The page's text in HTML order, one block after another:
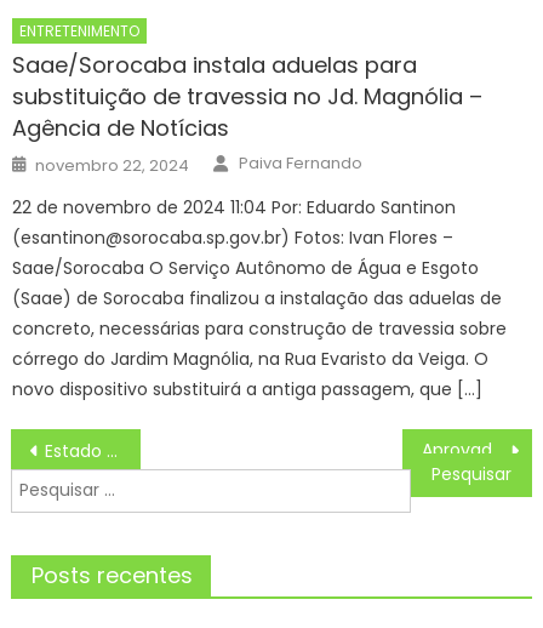
ENTRETENIMENTO
Saae/Sorocaba instala aduelas para
substituição de travessia no Jd. Magnólia –
Agência de Notícias
Posted
on
novembro 22, 2024 Author
Paiva Fernando
22 de novembro de 2024 11:04 Por: Eduardo Santinon
(esantinon@sorocaba.sp.gov.br) Fotos: Ivan Flores –
Saae/Sorocaba O Serviço Autônomo de Água e Esgoto
(Saae) de Sorocaba finalizou a instalação das aduelas de
concreto, necessárias para construção de travessia sobre
córrego do Jardim Magnólia, na Rua Evaristo da Veiga. O
novo dispositivo substituirá a antiga passagem, que […]
Navegação
de
Post
Estado realiza 2º encontro do comitê do Orçamento da Criança e Adolescente em 2026
Pesquisar
por:
Posts recentes